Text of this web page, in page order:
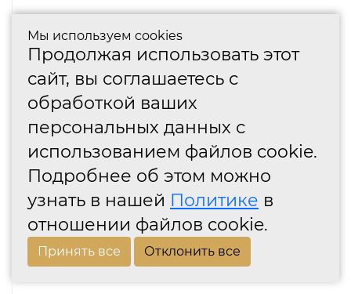
Мы используем cookies
Продолжая использовать этот
сайт, вы соглашаетесь с
обработкой ваших
персональных данных с
использованием файлов cookie.
Подробнее об этом можно
узнать в нашей Политике в
отношении файлов cookie.
Принять все Отклонить все